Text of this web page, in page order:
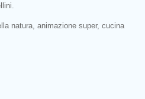
natura, animazione super, cucina